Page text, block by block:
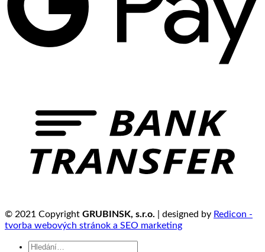
© 2021 Copyright GRUBINSK, s.r.o. | designed by Redicon -
tvorba webových stránok a SEO marketing
Hledat: